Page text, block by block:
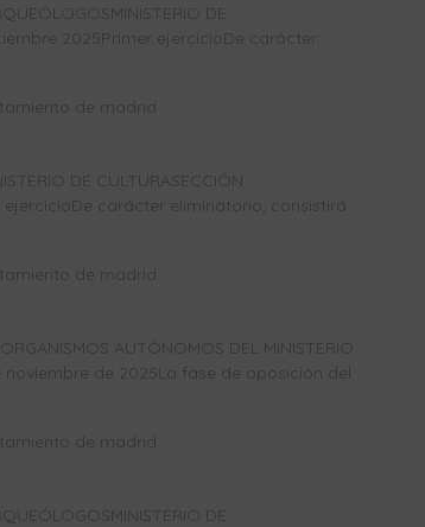
DE
2025Primer ejercicioDe carácter
de madrid
DE CULTURASECCIÓN
ejercicioDe carácter eliminatorio, consistirá
de madrid
AUTÓNOMOS DEL MINISTERIO
noviembre de 2025La fase de oposición del
de madrid
DE